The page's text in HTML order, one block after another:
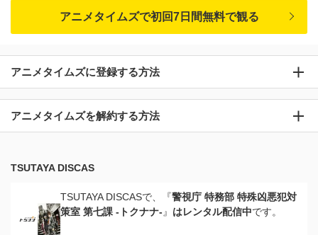
アニメタイムズで初回7日間無料で観る
アニメタイムズに登録する方法
アニメタイムズを解約する方法
TSUTAYA DISCAS
TSUTAYA DISCASで、『警視庁 特務部 特殊凶悪犯対
策室 第七課 -トクナナ- 』 はレンタル配信中です。